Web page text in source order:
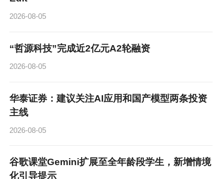
2026-08-05
“哲源科技”完成近2亿元A2轮融资
2026-08-05
华泰证券：建议关注AI应用和国产模型两条投资
主线
2026-08-05
谷歌课堂Gemini扩展至全年龄段学生，新增情境
化引导提示